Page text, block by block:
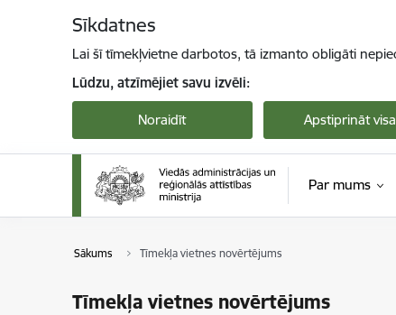
Sīkdatnes
Lai šī tīmekļvietne darbotos, tā izmanto obligāti
Lūdzu, atzīmējiet savu izvēli:
Noraidīt Apstiprināt
Par mums
Sākums Tīmekļa vietnes novērtējums
Tīmekļa vietnes novērtējums